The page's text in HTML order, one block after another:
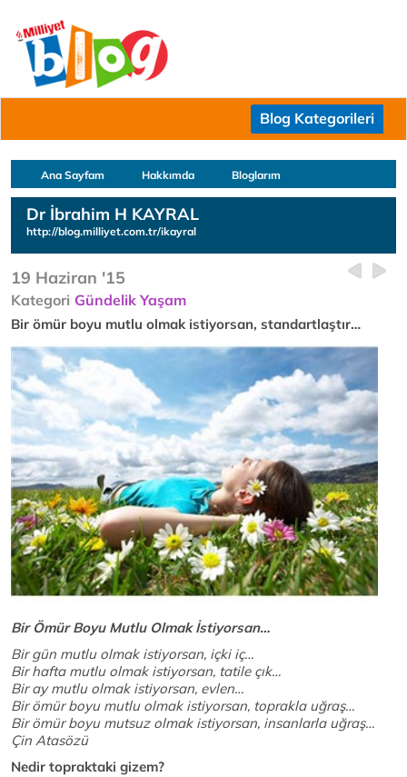
Blog Kategorileri
Ana Sayfam Hakkımda Bloglarım
Dr İbrahim H KAYRAL
http://blog.milliyet.com.tr/ikayral
19 Haziran '15
Kategori Gündelik Yaşam
Bir ömür boyu mutlu olmak istiyorsan, standartlaştır…
Bir Ömür Boyu Mutlu Olmak İstiyorsan…
Bir gün mutlu olmak istiyorsan, içki iç…
Bir hafta mutlu olmak istiyorsan, tatile çık…
Bir ay mutlu olmak istiyorsan, evlen…
Bir ömür boyu mutlu olmak istiyorsan, toprakla uğraş…
Bir ömür boyu mutsuz olmak istiyorsan, insanlarla uğraş…
Çin Atasözü
Nedir topraktaki gizem?